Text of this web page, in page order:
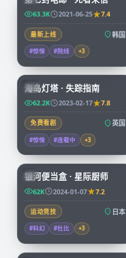
63.3K 2021-06-25 7.4
最新上线 韩国
#惊悚 #院线 +3
CN
海岛灯塔 · 失踪指南
62.2K 2023-02-17 7.8
免费看剧 英国
#惊悚 #连载中 +3
JP
59:46
银河便当盒 · 星际厨师
62K 2024-01-07 7.2
运动竞技 日本
#科幻 #杜比 +3